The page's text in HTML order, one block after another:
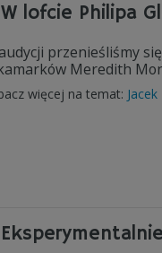
W lofcie Philipa
przenieśliśmy
Meredith
więcej na temat: